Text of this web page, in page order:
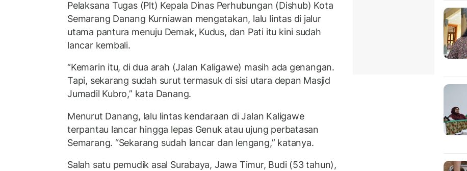
Pelaksana Tugas (Plt) Kepala Dinas Perhubungan (Dishub) Kota
Semarang Danang Kurniawan mengatakan, lalu lintas di jalur
utama pantura menuju Demak, Kudus, dan Pati itu kini sudah
lancar kembali.
“Kemarin itu, di dua arah (Jalan Kaligawe) masih ada genangan.
Tapi, sekarang sudah surut termasuk di sisi utara depan Masjid
Jumadil Kubro,” kata Danang.
Menurut Danang, lalu lintas kendaraan di Jalan Kaligawe
terpantau lancar hingga lepas Genuk atau ujung perbatasan
Semarang. “Sekarang sudah lancar dan lengang,” katanya.
Salah satu pemudik asal Surabaya, Jawa Timur, Budi (53 tahun),